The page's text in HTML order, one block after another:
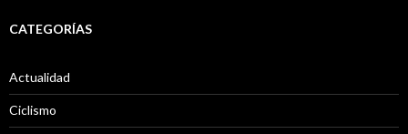
CATEGORÍAS
Actualidad
Ciclismo